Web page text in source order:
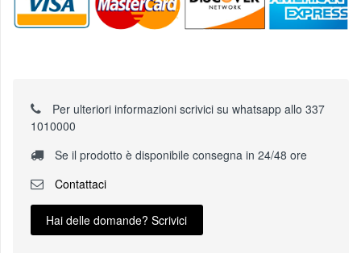
Per ulteriori informazioni scrivici su whatsapp allo 337
1010000
Se il prodotto è disponibile consegna in 24/48 ore
Contattaci
Hai delle domande? Scrivici